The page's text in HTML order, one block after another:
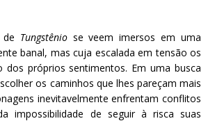
Tungstêniose veem imersos em uma
banal, mas cuja escalada em tensão os
dos próprios sentimentos. Em uma busca
os caminhos que lhes pareçam mais
inevitavelmente enfrentam conflitos
impossibilidade de seguir à risca suas